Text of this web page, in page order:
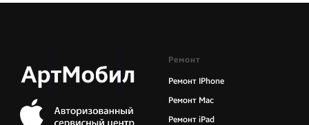
Ремонт
Ремонт IPhone
Ремонт Mac
Ремонт iPad